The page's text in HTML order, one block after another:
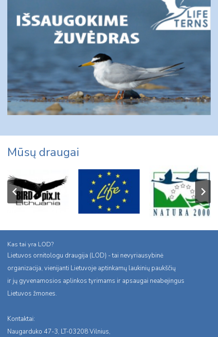
Mūsų draugai
Kas tai yra LOD?
Lietuvos ornitologu draugija (LOD) - tai nevyriausybinė
organizacija, vienijanti Lietuvoje aptinkamų laukinių paukščių
ir jų gyvenamosios aplinkos tyrimams ir apsaugai neabejingus
Lietuvos žmones.
Kontaktai:
Naugarduko 47-3, LT-03208 Vilnius,